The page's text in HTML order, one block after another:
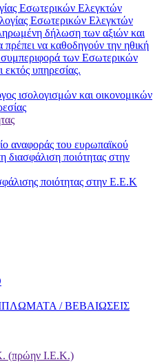
Εσωτερικών Ελεγκτών
Εσωτερικών Ελεγκτών
δήλωση των αξιών και
πρέπει να καθοδηγούν την ηθική
συμπεριφορά των Εσωτερικών
εκτός υπηρεσίας.
ισολογισμών και οικονομικών
αναφοράς του ευρωπαϊκού
διασφάλιση ποιότητας στην
ποιότητας στην Ε.Ε.Κ
/ ΒΕΒΑΙΩΣΕΙΣ
(πρώην Ι.Ε.Κ.)